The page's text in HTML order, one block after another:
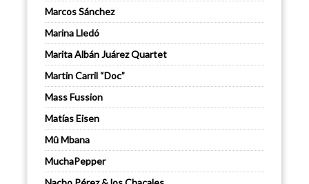
Marcos Sánchez
Marina Lledó
Marita Albán Juárez Quartet
Martin Carril “Doc”
Mass Fussion
Matías Eisen
Mû Mbana
MuchaPepper